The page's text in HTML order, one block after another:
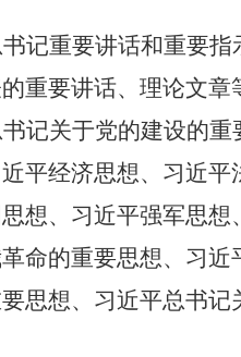
书记重要讲话和重要
重要讲话、理论文章
书记关于党的建设的
平经济思想、习近
想、习近平强军思
命的重要思想、习
思想、习近平总书